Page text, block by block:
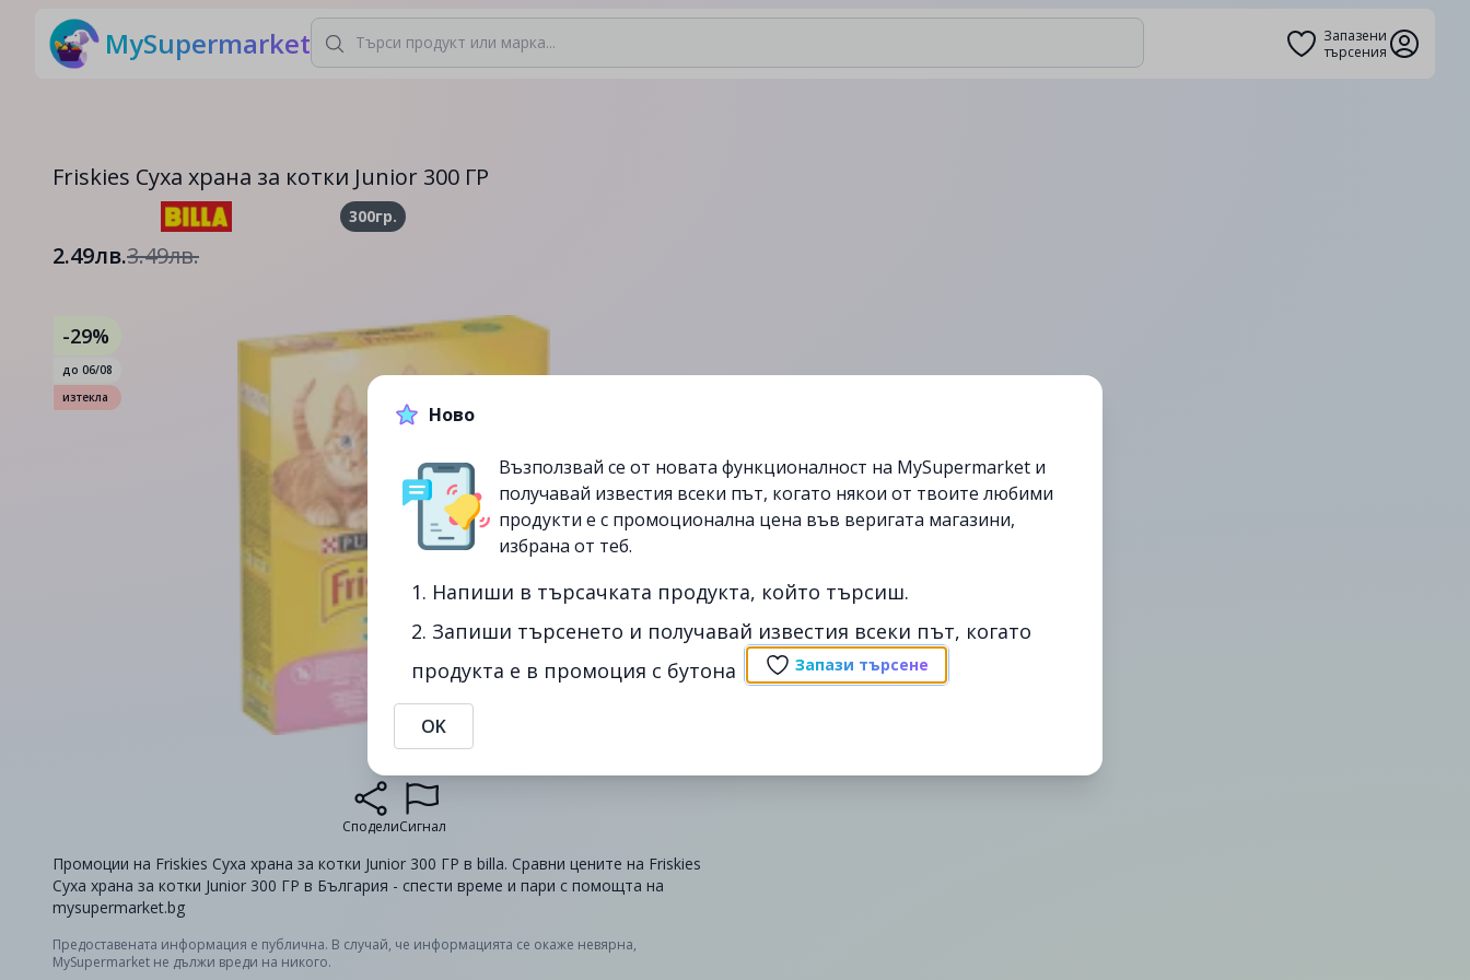
MySupermarket
Запазени
търсения
Friskies Суха храна за котки Junior 300 ГР
300гр.
2.49лв.3.49лв.
-29%
до 06/08
изтекла
СподелиСигнал
Промоции на Friskies Суха храна за котки Junior 300 ГР в billa. Сравни цените на Friskies
Суха храна за котки Junior 300 ГР в България - спести време и пари с помощта на
mysupermarket.bg
Предоставената информация е публична. В случай, че информацията се окаже невярна,
MySupermarket не дължи вреди на никого.
Ново
Възползвай се от новата функционалност на MySupermarket и
получавай известия всеки път, когато някои от твоите любими
продукти е с промоционална цена във веригата магазини,
избрана от теб.
1. Напиши в търсачката продукта, който търсиш.
2. Запиши търсенето и получавай известия всеки път, когато
продукта е в промоция с бутона
Запази търсене
OK